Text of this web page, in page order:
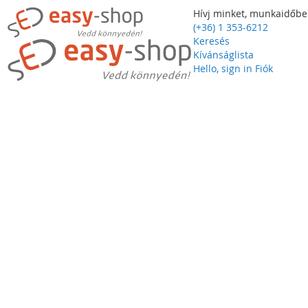
Hívj minket,
(+36) 1 353-6212
Keresés
Kívánságlista
Hello, sign in Fiók